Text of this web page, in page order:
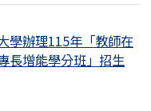
學辦理115年「教師在
長增能學分班」招生